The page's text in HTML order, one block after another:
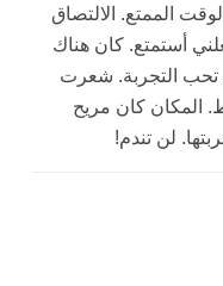
الممتع. الالتصاق
أستمتع. كان هناك
تحب التجربة. شعرت
المكان كان مريح
لن تندم!